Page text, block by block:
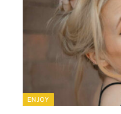
ENJOY